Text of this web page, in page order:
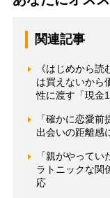
関連記事
《はじめから
は買えないから
性に渡す「現金
「確かに恋愛
出会いの距離感
「親がやって
ラトニックな関
応